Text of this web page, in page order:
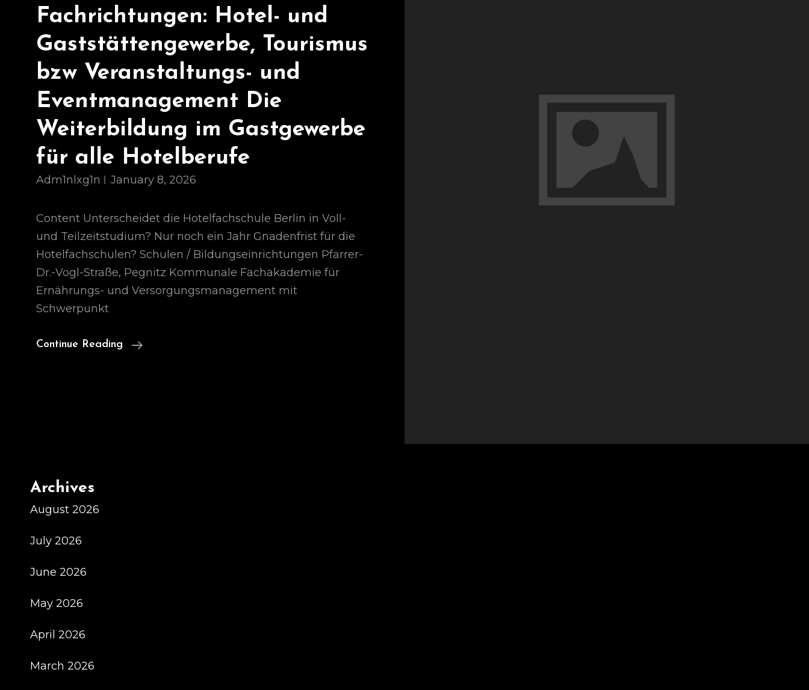
Fachrichtungen: Hotel- und
Gaststättengewerbe, Tourismus
bzw Veranstaltungs- und
Eventmanagement Die
Weiterbildung im Gastgewerbe
für alle Hotelberufe
Adm1nlxg1n January 8, 2026
Content Unterscheidet die Hotelfachschule Berlin in Voll-
und Teilzeitstudium? Nur noch ein Jahr Gnadenfrist für die
Hotelfachschulen? Schulen / Bildungseinrichtungen Pfarrer-
Dr.-Vogl-Straße, Pegnitz Kommunale Fachakademie für
Ernährungs- und Versorgungsmanagement mit
Schwerpunkt
Continue Reading
Staatlich
Archives
August 2026
July 2026
June 2026
May 2026
April 2026
March 2026